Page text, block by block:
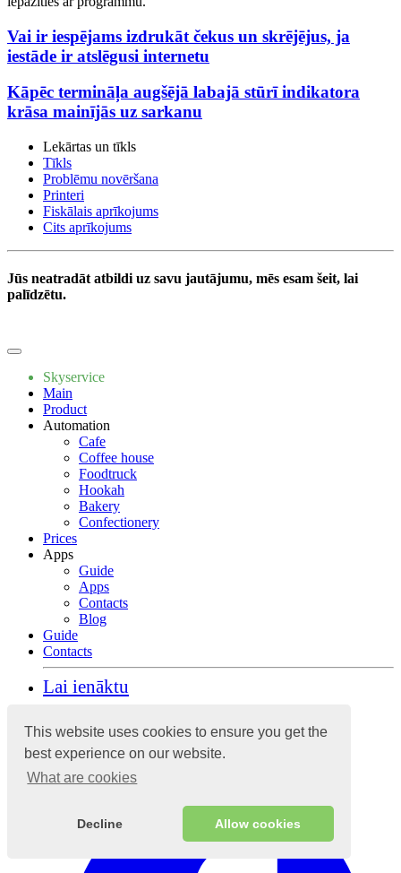
This website uses cookies to ensure you get the
best experience on our website.
What are cookies
Decline Allow cookies
Vai ir iespējams izdrukāt čekus un skrējējus, ja
iestāde ir atslēgusi internetu
Kāpēc termināļa augšējā labajā stūrī indikatora
krāsa mainījās uz sarkanu
Lekārtas un tīkls
Tīkls
Problēmu novēršana
Printeri
Fiskālais aprīkojums
Cits aprīkojums
Jūs neatradāt atbildi uz savu jautājumu, mēs esam šeit, lai
palīdzētu.
Skyservice
Main
Product
Automation
Cafe
Coffee house
Foodtruck
Hookah
Bakery
Confectionery
Prices
Apps
Guide
Apps
Contacts
Blog
Guide
Contacts
Lai ienāktu
Mākoņgrāmatvedības sistēma